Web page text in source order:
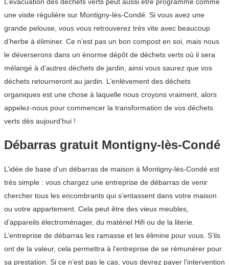
L’évacuation des déchets verts peut aussi être programmé comme
une visite régulière sur Montigny-lès-Condé. Si vous avez une
grande pelouse, vous vous retrouverez très vite avec beaucoup
d’herbe à éliminer. Ce n’est pas un bon compost en soi, mais nous
le déverserons dans un énorme dépôt de déchets verts où il sera
mélangé à d’autres déchets de jardin, ainsi vous saurez que vos
déchets retourneront au jardin. L’enlèvement des déchets
organiques est une chose à laquelle nous croyons vraiment, alors
appelez-nous pour commencer la transformation de vos déchets
verts dès aujourd’hui !
Débarras gratuit Montigny-lès-Condé
L’idée de base d’un débarras de maison à Montigny-lès-Condé est
très simple : vous chargez une entreprise de débarras de venir
chercher tous les encombrants qui s’entassent dans votre maison
ou votre appartement. Cela peut être des vieux meubles,
d’appareils électroménager, du matériel Hifi ou de la literie.
L’entreprise de débarras les ramasse et les élimine pour vous. S’ils
ont de la valeur, cela permettra à l’entreprise de se rémunérer pour
sa prestation. Si ce n’est pas le cas, vous devrez payer l’intervention